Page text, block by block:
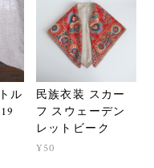
ル
民族衣装 スカー
フ スウェーデン
レットビーク
¥50